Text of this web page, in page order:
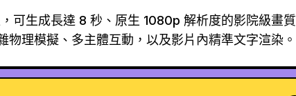
可生成長達 8 秒、原生 1080p 解析度的影院級畫質
理模擬、多主體互動，以及影片內精準文字渲染。